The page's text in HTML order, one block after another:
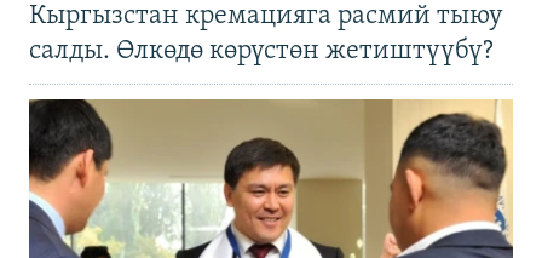
Кыргызстан кремацияга расмий тыюу
салды. Өлкөдө көрүстөн жетиштүүбү?